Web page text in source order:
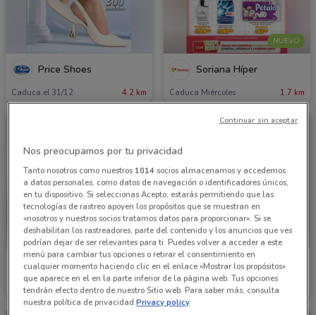
Price Shoes
Caduca el 31/12 4.2 km
NUEVO
Soriana Híper
Caduca Miércoles 1.7 km
Andrea
Caduca el 31/12 2.3 km
Price Shoes
Caduca el 31/12
Nos preocupamos por tu privacidad
Tanto nosotros como nuestros 1014socios almacenamos y accedemos
a datos personales, como datos de navegación o identificadores únicos,
en tu dispositivo. Si seleccionas Acepto, estarás permitiendo que las
tecnologías de rastreo apoyen los propósitos que se muestran en
«nosotros y nuestros socios tratamos datos para proporcionar». Si se
deshabilitan los rastreadores, parte del contenido y los anuncios que ves
podrían dejar de ser relevantes para ti. Puedes volver a acceder a este
menú para cambiar tus opciones o retirar el consentimiento en
cualquier momento haciendo clic en el enlace «Mostrar los propósitos»
que aparece en el en la parte inferior de la página web. Tus opciones
tendrán efecto dentro de nuestro Sitio web. Para saber más, consulta
nuestra política de privacidad.Privacy policy
Continuar sin aceptar